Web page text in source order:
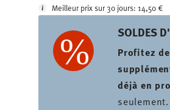
Meilleur prix sur 30 jours:14,50 €
SOLDES
Profitez
déjà en